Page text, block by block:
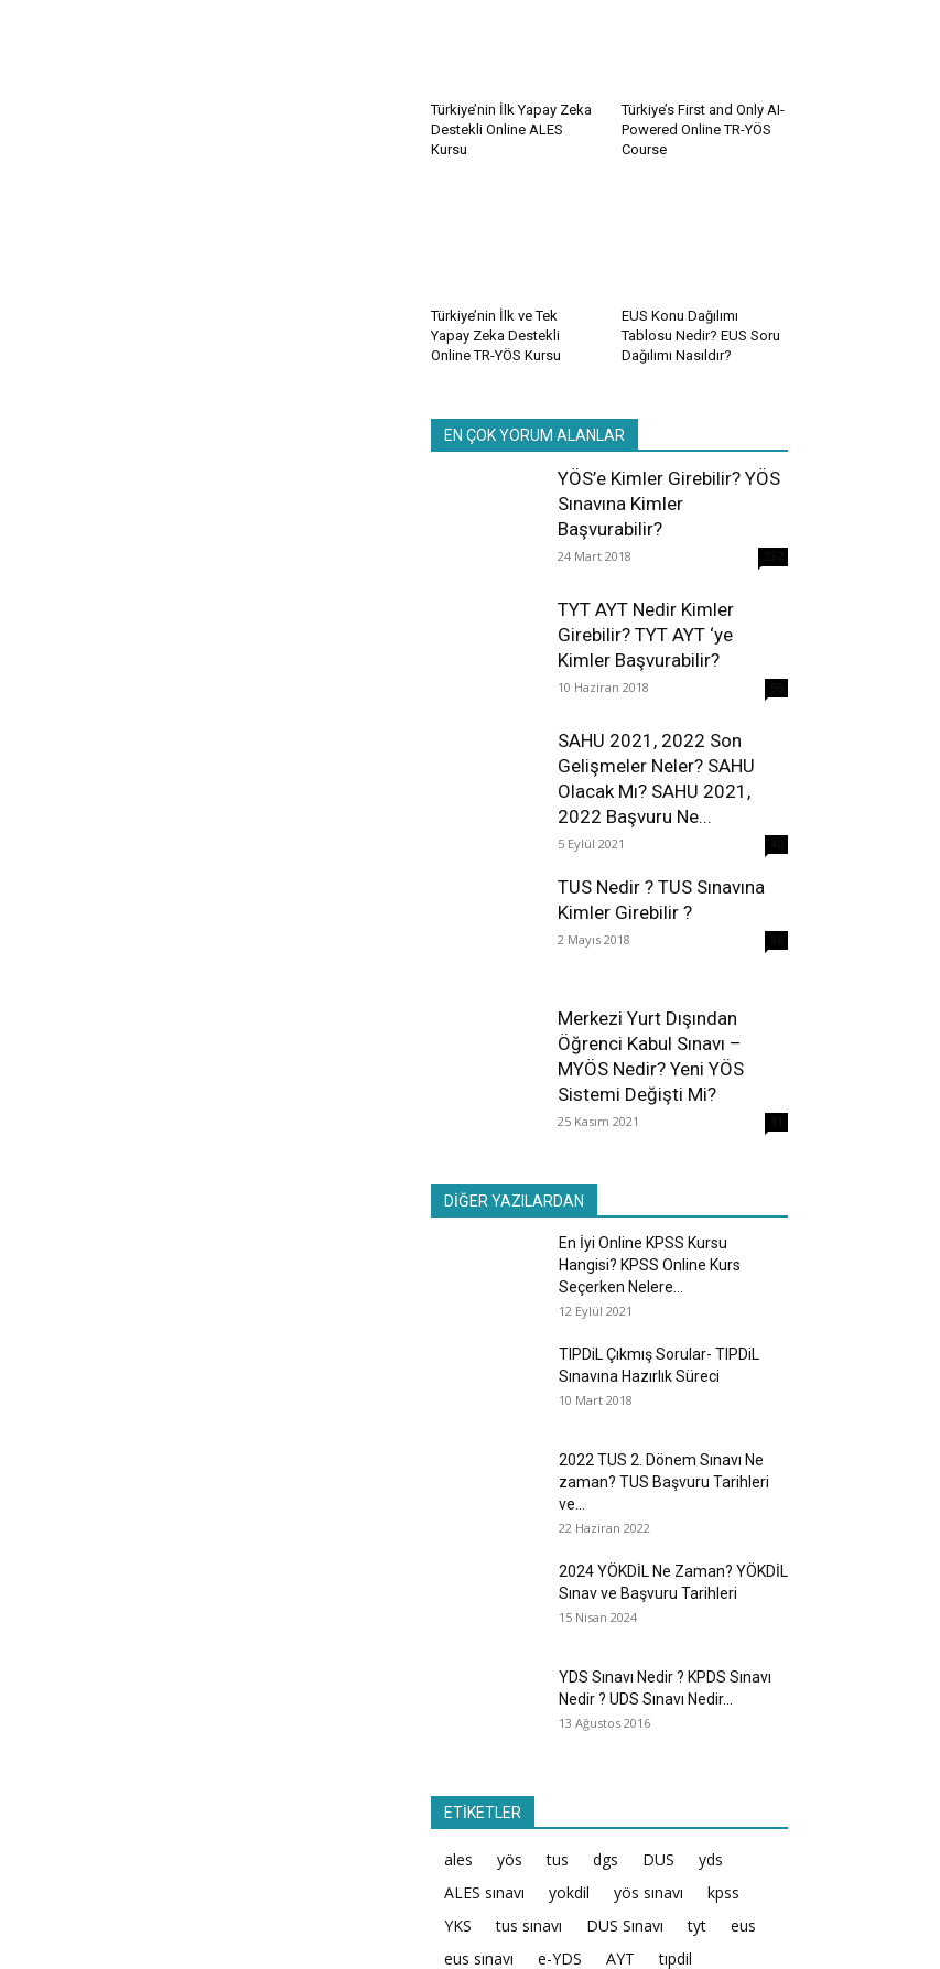
Türkiye’nin İlk Yapay Zeka
Destekli Online ALES
Kursu
Türkiye’s First and Only AI-
Powered Online TR-YÖS
Course
Türkiye’nin İlk ve Tek
Yapay Zeka Destekli
Online TR-YÖS Kursu
EUS Konu Dağılımı
Tablosu Nedir? EUS Soru
Dağılımı Nasıldır?
EN ÇOK YORUM ALANLAR
YÖS’e Kimler Girebilir? YÖS
Sınavına Kimler
Başvurabilir?
24 Mart 2018
TYT AYT Nedir Kimler
Girebilir? TYT AYT ‘ye
Kimler Başvurabilir?
10 Haziran 2018
SAHU 2021, 2022 Son
Gelişmeler Neler? SAHU
Olacak Mı? SAHU 2021,
2022 Başvuru Ne...
5 Eylül 2021
TUS Nedir ? TUS Sınavına
Kimler Girebilir ?
2 Mayıs 2018
Merkezi Yurt Dışından
Öğrenci Kabul Sınavı –
MYÖS Nedir? Yeni YÖS
Sistemi Değişti Mi?
25 Kasım 2021
DİĞER YAZILARDAN
En İyi Online KPSS Kursu
Hangisi? KPSS Online Kurs
Seçerken Nelere...
12 Eylül 2021
TIPDiL Çıkmış Sorular- TIPDiL
Sınavına Hazırlık Süreci
10 Mart 2018
2022 TUS 2. Dönem Sınavı Ne
zaman? TUS Başvuru Tarihleri
ve...
22 Haziran 2022
2024 YÖKDİL Ne Zaman? YÖKDİL
Sınav ve Başvuru Tarihleri
15 Nisan 2024
YDS Sınavı Nedir ? KPDS Sınavı
Nedir ? UDS Sınavı Nedir...
13 Ağustos 2016
ETİKETLER
ales yös tus dgs DUS
yds
ALES sınavı
yokdil yös sınavı
kpss
YKS
tus sınavı DUS Sınavı tyt
eus
eus sınavı
e-YDS AYT tıpdil